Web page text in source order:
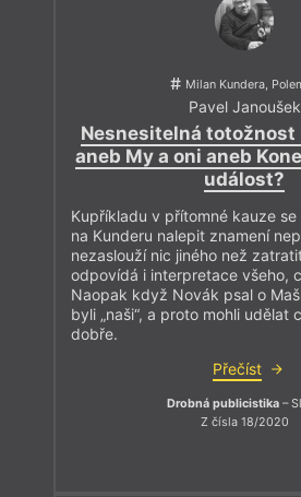
Milan Kundera,
Pavel Janoušek
Nesnesitelná
aneb My a oni aneb
událost?
Kupříkladu v přítomné kauze
na Kunderu nalepit znamení
nezaslouží nic jiného než
odpovídá i interpretace všeho,
Naopak když Novák psal o
byli „naši“, a proto mohli udělat
dobře.
Přečíst
Drobná publicistika –
Z čísla 18/2020